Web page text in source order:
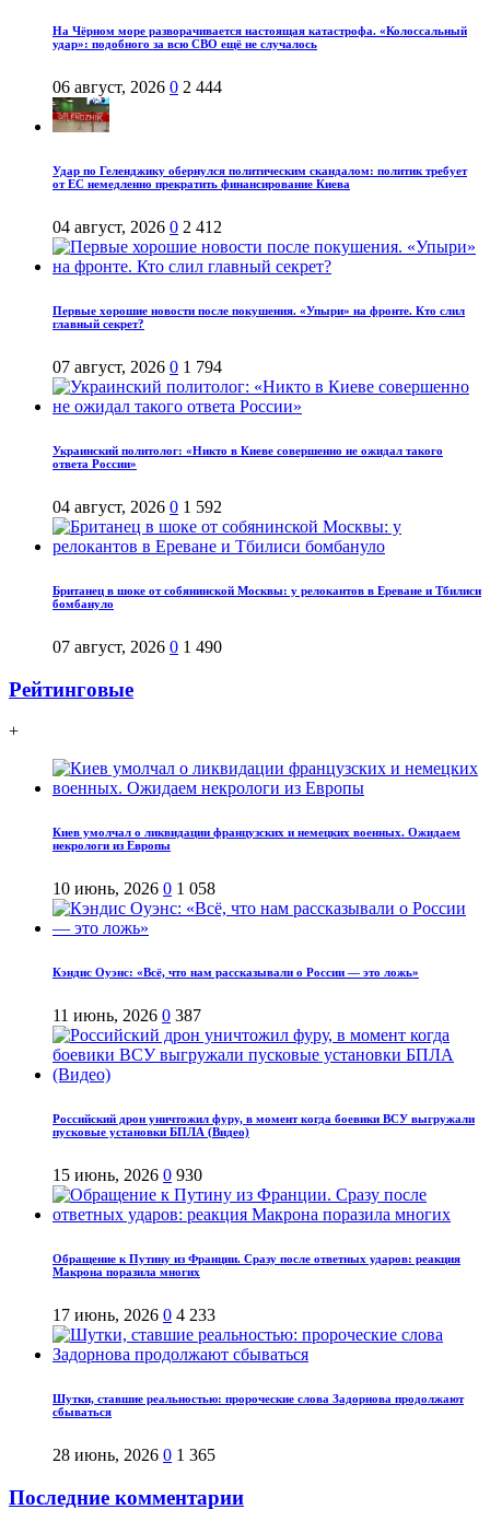
На Чёрном море разворачивается настоящая катастрофа. «Колоссальный
удар»: подобного за всю СВО ещё не случалось
06 август, 2026 0 2 444
Удар по Геленджику обернулся политическим скандалом: политик требует
от ЕС немедленно прекратить финансирование Киева
04 август, 2026 0 2 412
Первые хорошие новости после покушения. «Упыри» на фронте. Кто слил
главный секрет?
07 август, 2026 0 1 794
Украинский политолог: «Никто в Киеве совершенно не ожидал такого
ответа России»
04 август, 2026 0 1 592
Британец в шоке от собянинской Москвы: у релокантов в Ереване и Тбилиси
бомбануло
07 август, 2026 0 1 490
Рейтинговые
+
Киев умолчал о ликвидации французских и немецких военных. Ожидаем
некрологи из Европы
10 июнь, 2026 0 1 058
Кэндис Оуэнс: «Всё, что нам рассказывали о России — это ложь»
11 июнь, 2026 0 387
Российский дрон уничтожил фуру, в момент когда боевики ВСУ выгружали
пусковые установки БПЛА (Видео)
15 июнь, 2026 0 930
Обращение к Путину из Франции. Сразу после ответных ударов: реакция
Макрона поразила многих
17 июнь, 2026 0 4 233
Шутки, ставшие реальностью: пророческие слова Задорнова продолжают
сбываться
28 июнь, 2026 0 1 365
Последние комментарии